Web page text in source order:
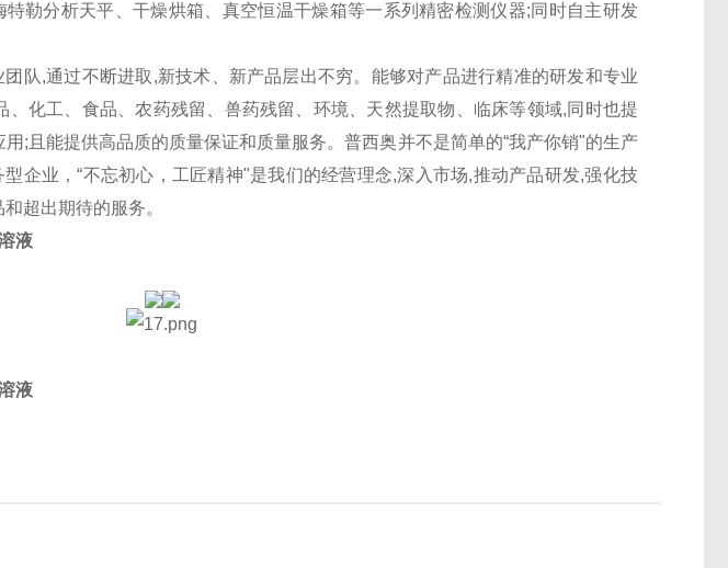
勒分析天平、干燥烘箱、真空恒温干燥箱等一系列精密检测仪器;同时自主研发
队,通过不断进取,新技术、新产品层出不穷。能够对产品进行精准的研发和专业
、化工、食品、农药残留、兽药残留、环境、天然提取物、临床等领域,同时也提
;且能提供高品质的质量保证和质量服务。普西奥并不是简单的“我产你销"的生产
企业，“不忘初心，工匠精神"是我们的经营理念,深入市场,推动产品研发,强化技
超出期待的服务。
液
液